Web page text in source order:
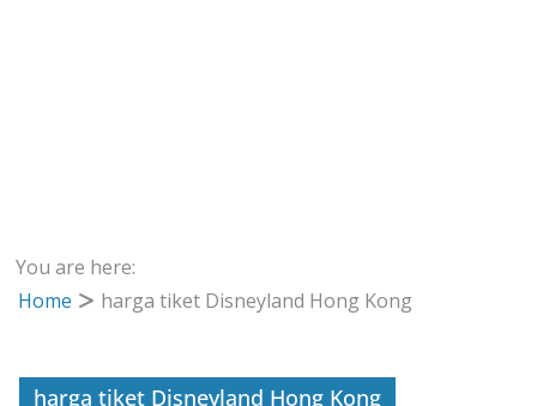
You are here:
Home
harga tiket Disneyland Hong Kong
harga tiket Disneyland Hong Kong